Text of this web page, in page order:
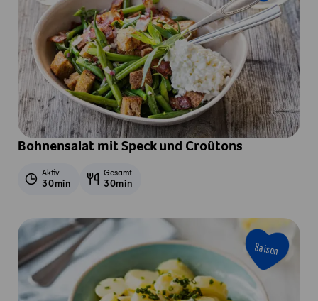
Bohnensalat mit Speck und Croûtons
Aktiv
30min
Gesamt
30min
Saison